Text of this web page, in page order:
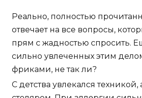
Реально, полностью
отвечает на все вопросы,
прям с жадностью спросить.
сильно увлеченных этим
фриками, не так ли?
С детства увлекался техникой,